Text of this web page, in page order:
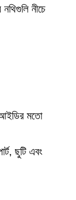
নীচে
আইডির মতো
ছুটি এবং